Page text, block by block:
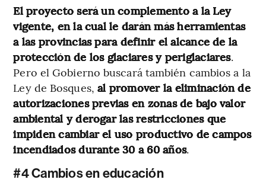
El proyecto será un complemento a la Ley
vigente, en la cual le darán más herramientas
a las provincias para definir el alcance de la
protección de los glaciares y periglaciares.
Pero el Gobierno buscará también cambios a la
Ley de Bosques, al promover la eliminación de
autorizaciones previas en zonas de bajo valor
ambiental y derogar las restricciones que
impiden cambiar el uso productivo de campos
incendiados durante 30 a 60 años.
#4 Cambios en educación